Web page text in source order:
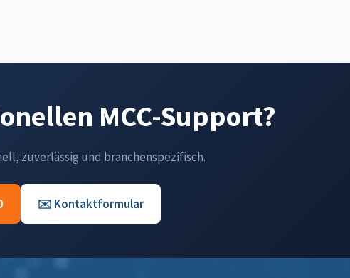
MCC-Support?
zuverlässig und branchenspezifisch.
✉️ Kontaktformular